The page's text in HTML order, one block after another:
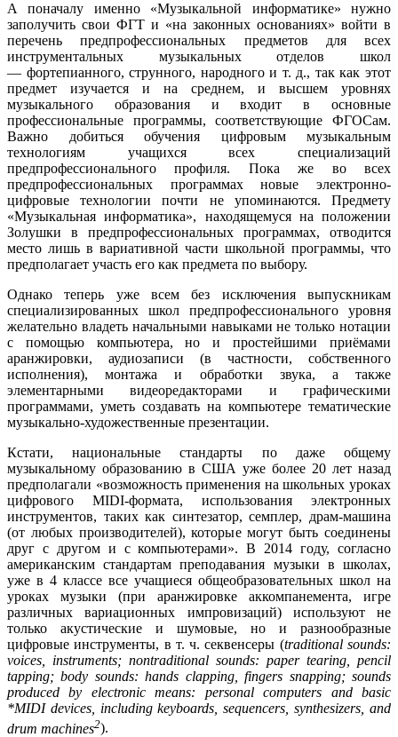
А поначалу именно «Музыкальной информатике» нужно
заполучить свои ФГТ и «на законных основаниях» войти в
перечень предпрофессиональных предметов для всех
инструментальных музыкальных отделов школ
— фортепианного, струнного, народного и т. д., так как этот
предмет изучается и на среднем, и высшем уровнях
музыкального образования и входит в основные
профессиональные программы, соответствующие ФГОСам.
Важно добиться обучения цифровым музыкальным
технологиям учащихся всех специализаций
предпрофессионального профиля. Пока же во всех
предпрофессиональных программах новые электронно-
цифровые технологии почти не упоминаются. Предмету
«Музыкальная информатика», находящемуся на положении
Золушки в предпрофессиональных программах, отводится
место лишь в вариативной части школьной программы, что
предполагает участь его как предмета по выбору.
Однако теперь уже всем без исключения выпускникам
специализированных школ предпрофессионального уровня
желательно владеть начальными навыками не только нотации
с помощью компьютера, но и простейшими приёмами
аранжировки, аудиозаписи (в частности, собственного
исполнения), монтажа и обработки звука, а также
элементарными видеоредакторами и графическими
программами, уметь создавать на компьютере тематические
музыкально-художественные презентации.
Кстати, национальные стандарты по даже общему
музыкальному образованию в США уже более 20 лет назад
предполагали «возможность применения на школьных уроках
цифрового MIDI-формата, использования электронных
инструментов, таких как синтезатор, семплер, драм-машина
(от любых производителей), которые могут быть соединены
друг с другом и с компьютерами». В 2014 году, согласно
американским стандартам преподавания музыки в школах,
уже в 4 классе все учащиеся общеобразовательных школ на
уроках музыки (при аранжировке аккомпанемента, игре
различных вариационных импровизаций) используют не
только акустические и шумовые, но и разнообразные
цифровые инструменты, в т. ч. секвенсеры (traditional sounds:
voices, instruments; nontraditional sounds: paper tearing, pencil
tapping; body sounds: hands clapping, fingers snapping; sounds
produced by electronic means: personal computers and basic
*MIDI devices, including keyboards, sequencers, synthesizers, and
drum machines2).